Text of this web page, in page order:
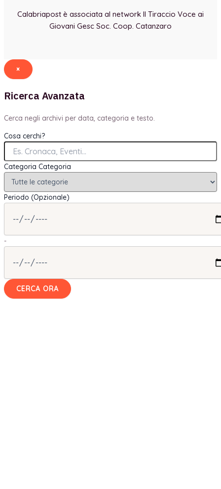
Calabriapost è associata al network Il Tiraccio Voce ai
Giovani Gesc Soc. Coop. Catanzaro
×
Ricerca Avanzata
Cerca negli archivi per data, categoria e testo.
Cosa cerchi?
Categoria Categoria
Periodo (Opzionale)
-
CERCA ORA